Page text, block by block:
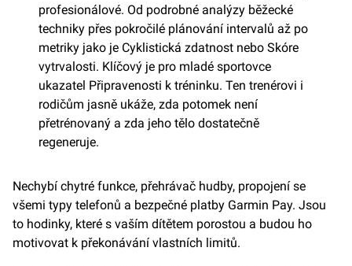
profesionálové. Od podrobné analýzy běžecké
techniky přes pokročilé plánování intervalů až po
metriky jako je Cyklistická zdatnost nebo Skóre
vytrvalosti. Klíčový je pro mladé sportovce
ukazatel Připravenosti k tréninku. Ten trenérovi i
rodičům jasně ukáže, zda potomek není
přetrénovaný a zda jeho tělo dostatečně
regeneruje.
Nechybí chytré funkce, přehrávač hudby, propojení se
všemi typy telefonů a bezpečné platby Garmin Pay. Jsou
to hodinky, které s vaším dítětem porostou a budou ho
motivovat k překonávání vlastních limitů.